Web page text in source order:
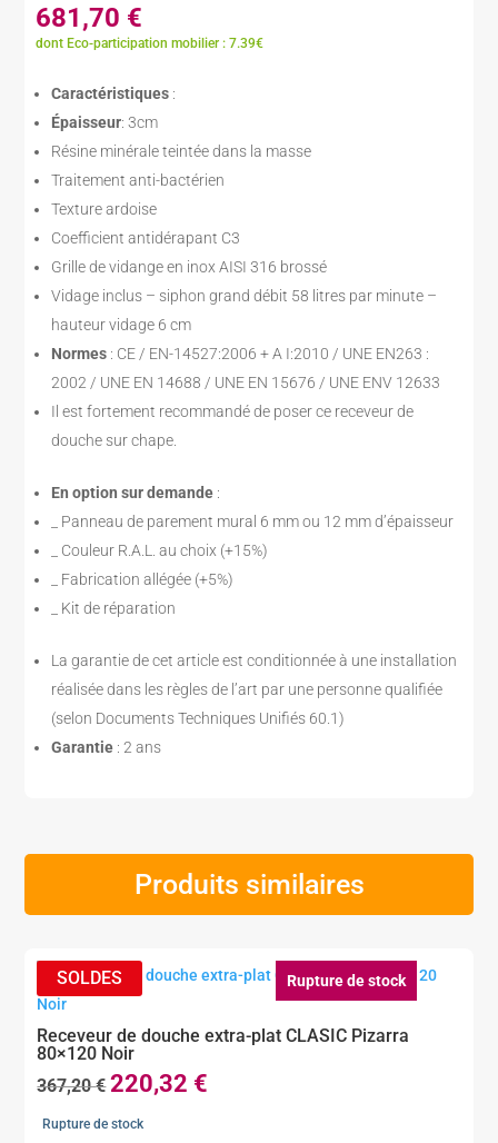
681,70 €
dont Eco-participation mobilier : 7.39€
Caractéristiques :
Épaisseur: 3cm
Résine minérale teintée dans la masse
Traitement anti-bactérien
Texture ardoise
Coefficient antidérapant C3
Grille de vidange en inox AISI 316 brossé
Vidage inclus – siphon grand débit 58 litres par minute –
hauteur vidage 6 cm
Normes : CE / EN-14527:2006 + A I:2010 / UNE EN263 :
2002 / UNE EN 14688 / UNE EN 15676 / UNE ENV 12633
Il est fortement recommandé de poser ce receveur de
douche sur chape.
En option sur demande :
_ Panneau de parement mural 6 mm ou 12 mm d’épaisseur
_ Couleur R.A.L. au choix (+15%)
_ Fabrication allégée (+5%)
_ Kit de réparation
La garantie de cet article est conditionnée à une installation
réalisée dans les règles de l’art par une personne qualifiée
(selon Documents Techniques Unifiés 60.1)
Garantie : 2 ans
Produits similaires
Rupture de stock
Receveur de douche extra-plat CLASIC Pizarra
80×120 Noir
367,20€Le
prix
220,32 €
Rupture de stock